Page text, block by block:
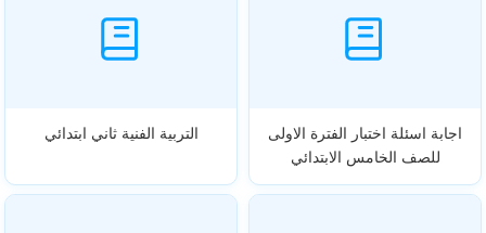
اجابة اسئلة اختبار الفترة الاولى
للصف الخامس الابتدائي
التربية الفنية ثاني ابتدائي